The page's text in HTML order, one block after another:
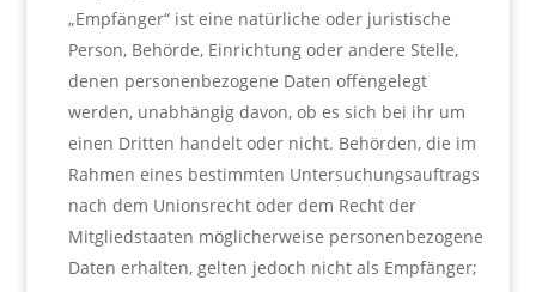
„Empfänger“ ist eine natürliche oder juristische
Person, Behörde, Einrichtung oder andere Stelle,
denen personenbezogene Daten offengelegt
werden, unabhängig davon, ob es sich bei ihr um
einen Dritten handelt oder nicht. Behörden, die im
Rahmen eines bestimmten Untersuchungsauftrags
nach dem Unionsrecht oder dem Recht der
Mitgliedstaaten möglicherweise personenbezogene
Daten erhalten, gelten jedoch nicht als Empfänger;